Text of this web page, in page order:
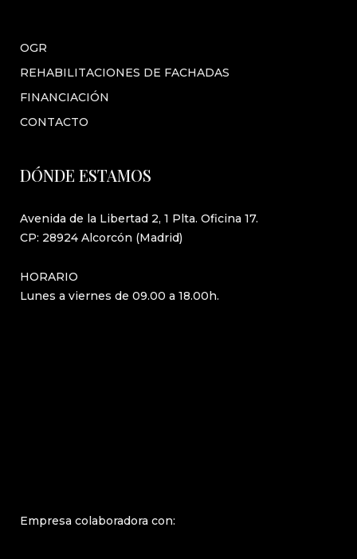
OGR
REHABILITACIONES DE FACHADAS
FINANCIACIÓN
CONTACTO
DÓNDE ESTAMOS
Avenida de la Libertad 2, 1 Plta. Oficina 17.
CP: 28924 Alcorcón (Madrid)
HORARIO
Lunes a viernes de 09.00 a 18.00h.
Empresa colaboradora con: